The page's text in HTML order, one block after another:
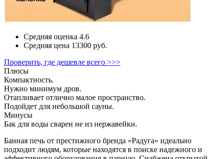
Средняя оценка 4.6
Средняя цена 13300 руб.
Проверить, где дешевле всего >>>
Плюсы
Компактность.
Нужно минимум дров.
Отапливает отлично малое пространство.
Подойдет для небольшой сауны.
Минусы
Бак для воды сварен не из нержавейки.
Банная печь от престижного бренда «Радуга» идеально
подходит людям, которые находятся в поиске надежного и